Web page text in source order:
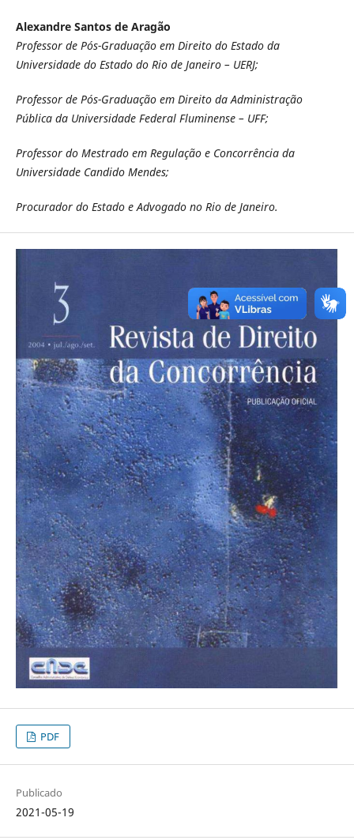
Alexandre Santos de Aragão
Professor de Pós-Graduação em Direito do Estado da
Universidade do Estado do Rio de Janeiro – UERJ;
Professor de Pós-Graduação em Direito da Administração
Pública da Universidade Federal Fluminense – UFF;
Professor do Mestrado em Regulação e Concorrência da
Universidade Candido Mendes;
Procurador do Estado e Advogado no Rio de Janeiro.
PDF
Publicado
2021-05-19